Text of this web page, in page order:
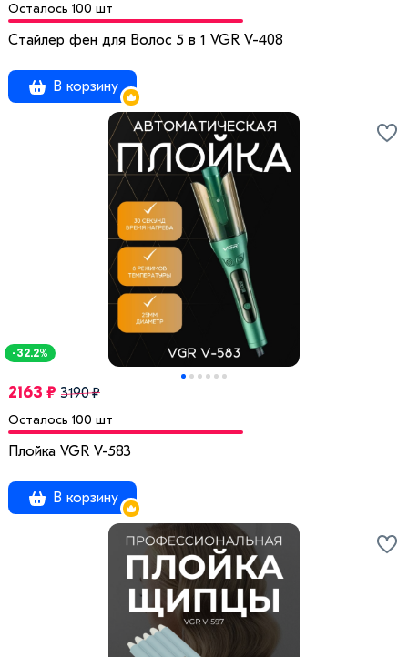
Осталось 100 шт
Стайлер фен для Волос 5 в 1 VGR V-408
В корзину
-32.2%
2163 ₽ 3190 ₽
Осталось 100 шт
Плойка VGR V-583
В корзину